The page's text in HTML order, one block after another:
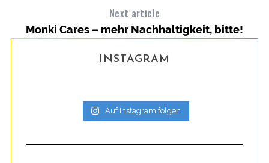
Next article
Monki Cares – mehr Nachhaltigkeit, bitte!
INSTAGRAM
Auf Instagram folgen